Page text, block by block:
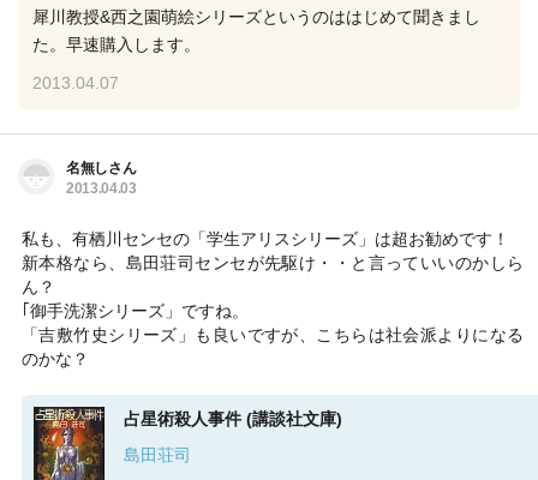
犀川教授&西之園萌絵シリーズというのははじめて聞きまし
た。早速購入します。
2013.04.07
名無しさん
2013.04.03
私も、有栖川センセの「学生アリスシリーズ」は超お勧めです！
新本格なら、島田荘司センセが先駆け・・と言っていいのかしら
ん？
｢御手洗潔シリーズ」ですね。
「吉敷竹史シリーズ」も良いですが、こちらは社会派よりになる
のかな？
占星術殺人事件 (講談社文庫)
島田荘司